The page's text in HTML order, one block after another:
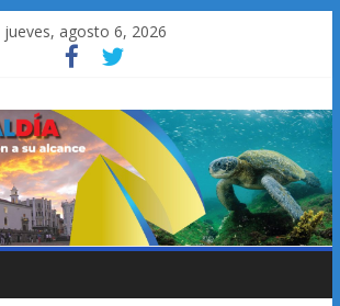
jueves, agosto 6, 2026